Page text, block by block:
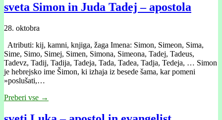
sveta Simon in Juda Tadej – apostola
28. oktobra
Atributi: kij, kamni, knjiga, žaga Imena: Simon, Simeon, Sima,
Sime, Simo, Simej, Simen, Simona, Simeona, Tadej, Tadeus,
Tadevz, Tadij, Tadija, Tadeja, Tada, Tadea, Tadja, Tedeja, … Simon
je hebrejsko ime Šimon, ki izhaja iz besede šama, kar pomeni
»poslušati,…
Preberi vse →